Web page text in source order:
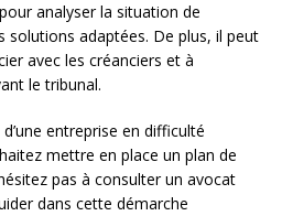
analyser la situation de
solutions adaptées. De plus, il peut
avec les créanciers et à
le tribunal.
entreprise en difficulté
mettre en place un plan de
pas à consulter un avocat
dans cette démarche